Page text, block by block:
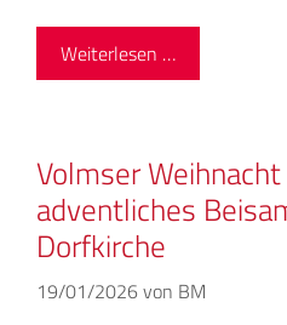
Weiterlesen …
Volmser
adventliches
Dorfkirche
19/01/2026von BM